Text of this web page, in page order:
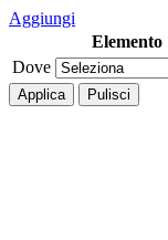
Aggiungi
Dove
Elemento